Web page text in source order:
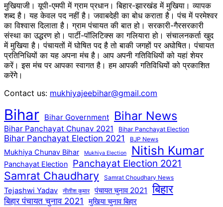
मुखियाजी। यूपी-एमपी में ग्राम प्रधान। बिहार-झारखंड में मुखिया। व्यापक
शब्द है। यह केवल पद नहीं है। जवाबदेही का बोध कराता है। पंच में परमेश्वर
का विश्वास दिलाता है। ग्राम पंचायत की बात हो। सरकारी-गैरसरकारी
संस्था का उद्धरण हो। पार्टी-पॉलिटिक्स का गलियारा हो। संचालनकर्ता खुद
में मुखिया है। पंचायतों में घोषित पद है तो बाकी जगहों पर अघोषित। पंचायत
प्रतिनिधियों का यह अपना मंच है। आप अपनी गतिविधियों को यहां शेयर
करें। इस मंच पर आपका स्वागत है। हम आपकी गतिविधियों को प्रकाशित
करेंगेे।
Contact us: mukhiyajeebihar@gmail.com
Bihar Bihar Government Bihar News
Bihar Panchayat Chunav 2021 Bihar Panchayat Election
Bihar Panchayat Election 2021 BJP News
Mukhiya Chunav Bihar Mukhiya Election Nitish Kumar
Panchayat Election Panchayat Election 2021
Samrat Chaudhary Samrat Choudhary News
Tejashwi Yadav नीतीश कुमार पंचायत चुनाव 2021 बिहार
बिहार पंचायत चुनाव 2021 मुखिया चुनाव बिहार